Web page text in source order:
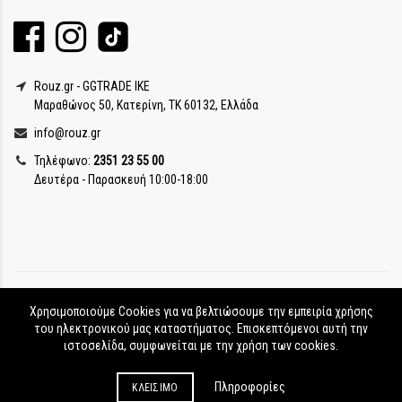
Rouz.gr - GGTRADE IKE
Μαραθώνος 50, Κατερίνη, ΤΚ 60132, Ελλάδα
info@rouz.gr
Τηλέφωνο: 2351 23 55 00
Δευτέρα - Παρασκευή 10:00-18:00
Χρησιμοποιούμε Cookies για να βελτιώσουμε την εμπειρία χρήσης
του ηλεκτρονικού μας καταστήματος. Επισκεπτόμενοι αυτή την
ιστοσελίδα, συμφωνείται με την χρήση των cookies.
ΚΛΕΊΣΙΜΟ Πληροφορίες